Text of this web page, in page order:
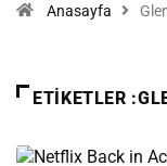
Anasayfa
ETIKETLER